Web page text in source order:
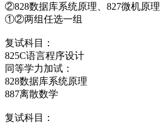
②828数据库系统原理、827微机原
①②两组任选一组
复试科目：
825C语言程序设计
同等学力加试：
828数据库系统原理
887离散数学
复试科目：